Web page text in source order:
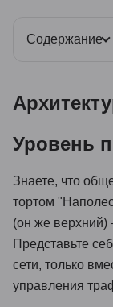
Содержание
Уровень
Знаете, что
тортом
(он же верхний)
Представьте
сети, только
управления